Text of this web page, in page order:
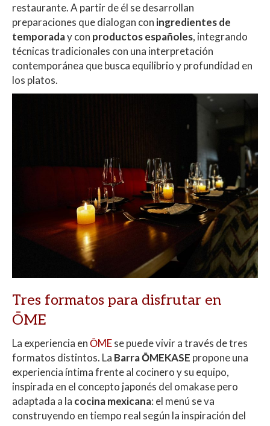
restaurante. A partir de él se desarrollan
preparaciones que dialogan con ingredientes de
temporaday con productos españoles, integrando
técnicas tradicionales con una interpretación
contemporánea que busca equilibrio y profundidad en
los platos.
Tres formatos para disfrutar en
ŌME
La experiencia enŌMEse puede vivir a través de tres
formatos distintos. La Barra ŌMEKASE propone una
experiencia íntima frente al cocinero y su equipo,
inspirada en el concepto japonés del omakase pero
adaptada a la cocina mexicana: el menú se va
construyendo en tiempo real según la inspiración del